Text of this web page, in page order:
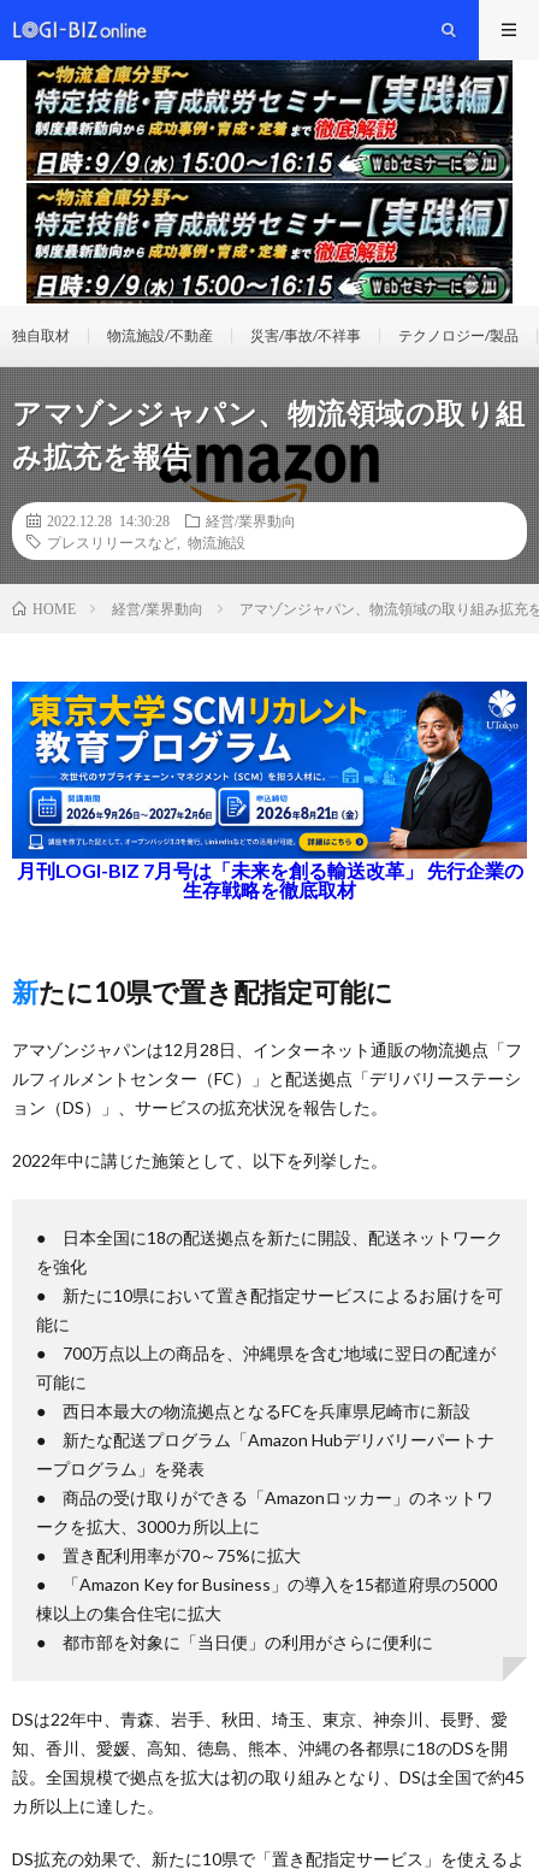
独自取材 物流施設/不動産 災害/事故/不祥事 テクノロジー/製品
アマゾンジャパン、物流領域の取り組
み拡充を報告
2022.12.28 14:30:28
経営/業界動向
プレスリリースなど
物流施設
HOME 経営/業界動向 アマゾンジャパン、物流領域の取り組み拡充
月刊LOGI-BIZ 7月号は「未来を創る輸送改革」 先行企業の
生存戦略を徹底取材
新たに10県で置き配指定可能に
アマゾンジャパンは12月28日、インターネット通販の物流拠点「フ
ルフィルメントセンター（FC）」と配送拠点「デリバリーステーシ
ョン（DS）」、サービスの拡充状況を報告した。
2022年中に講じた施策として、以下を列挙した。
● 日本全国に18の配送拠点を新たに開設、配送ネットワーク
を強化
● 新たに10県において置き配指定サービスによるお届けを可
能に
● 700万点以上の商品を、沖縄県を含む地域に翌日の配達が
可能に
● 西日本最大の物流拠点となるFCを兵庫県尼崎市に新設
● 新たな配送プログラム「Amazon Hubデリバリーパートナ
ープログラム」を発表
● 商品の受け取りができる「Amazonロッカー」のネットワ
ークを拡大、3000カ所以上に
● 置き配利用率が70～75%に拡大
● 「Amazon Key for Business」の導入を15都道府県の5000
棟以上の集合住宅に拡大
● 都市部を対象に「当日便」の利用がさらに便利に
DSは22年中、青森、岩手、秋田、埼玉、東京、神奈川、長野、愛
知、香川、愛媛、高知、徳島、熊本、沖縄の各都県に18のDSを開
設。全国規模で拠点を拡大は初の取り組みとなり、DSは全国で約45
カ所以上に達した。
DS拡充の効果で、新たに10県で「置き配指定サービス」を使えるよ